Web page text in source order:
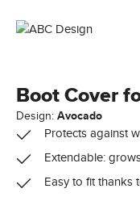
Boot Cover
Design: Avocado
Protects against
Extendable:
Easy to fit thanks